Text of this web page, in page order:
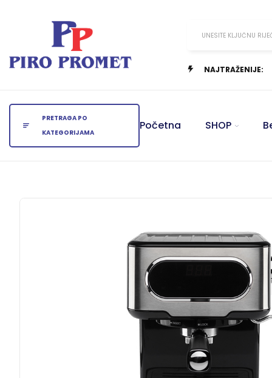
UNESITE KLJUČNU
NAJTRAŽENIJE:
PRETRAGA PO
KATEGORIJAMA
Početna SHOP